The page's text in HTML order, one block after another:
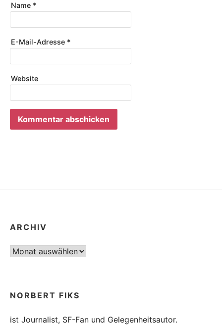
Name *
E-Mail-Adresse *
Website
ARCHIV
Archiv
NORBERT FIKS
ist Journalist, SF-Fan und Gelegenheitsautor.